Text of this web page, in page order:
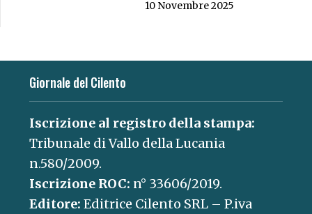
10 Novembre 2025
Giornale del Cilento
Iscrizione al registro della stampa:
Tribunale di Vallo della Lucania
n.580/2009.
Iscrizione ROC: n° 33606/2019.
Editore: Editrice Cilento SRL – P.iva